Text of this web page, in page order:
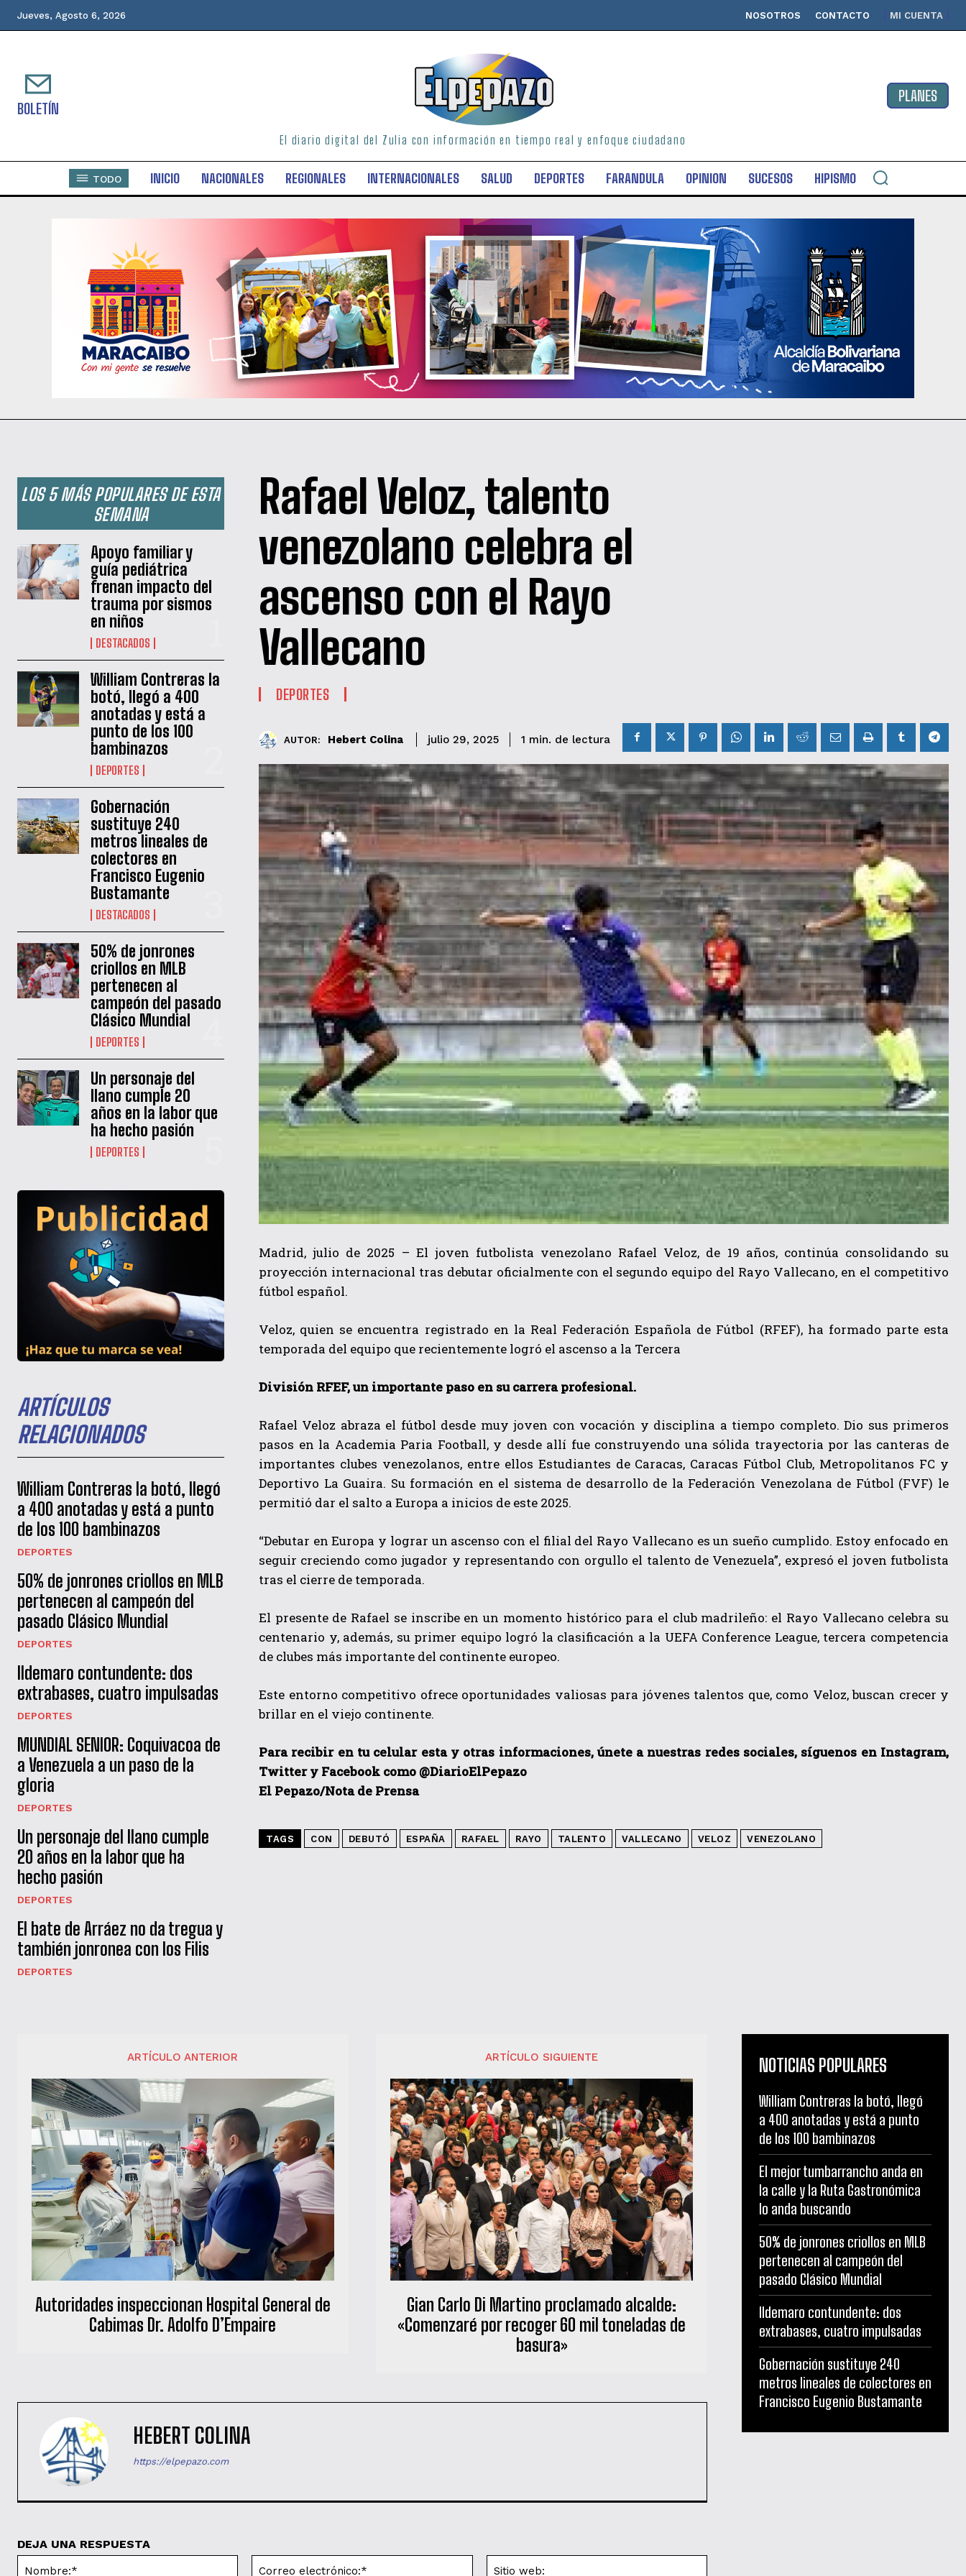
QUIERO SUSCRIBIRME
He leído y acepto lasPolítica de privacidad .
Jueves, Agosto 6, 2026 NOSOTROS CONTACTO MI CUENTA
BOLETÍN
El diario digital del Zulia con información en tiempo real y enfoque ciudadano
PLANES
TODO INICIO NACIONALES REGIONALES INTERNACIONALES SALUD DEPORTES FARANDULA OPINION SUCESOS HIPISMO
LOS 5 MÁS POPULARES DE ESTA
SEMANA
Apoyo familiar y
guía pediátrica
frenan impacto del
trauma por sismos
en niños
DESTACADOS
William Contreras la
botó, llegó a 400
anotadas y está a
punto de los 100
bambinazos
DEPORTES
Gobernación
sustituye 240
metros lineales de
colectores en
Francisco Eugenio
Bustamante
DESTACADOS
50% de jonrones
criollos en MLB
pertenecen al
campeón del pasado
Clásico Mundial
DEPORTES
Un personaje del
llano cumple 20
años en la labor que
ha hecho pasión
DEPORTES
ARTÍCULOS
RELACIONADOS
William Contreras la botó, llegó
a 400 anotadas y está a punto
de los 100 bambinazos
DEPORTES
50% de jonrones criollos en MLB
pertenecen al campeón del
pasado Clásico Mundial
DEPORTES
Ildemaro contundente: dos
extrabases, cuatro impulsadas
DEPORTES
MUNDIAL SENIOR: Coquivacoa de
a Venezuela a un paso de la
gloria
DEPORTES
Un personaje del llano cumple
20 años en la labor que ha
hecho pasión
DEPORTES
El bate de Arráez no da tregua y
también jonronea con los Filis
DEPORTES
Rafael Veloz, talento
venezolano celebra el
ascenso con el Rayo
Vallecano
DEPORTES
AUTOR: Hebert Colina julio 29, 2025 1 min. de lectura
Madrid, julio de 2025 – El joven futbolista venezolano Rafael Veloz, de 19 años, continúa consolidando su
proyección internacional tras debutar oficialmente con el segundo equipo del Rayo Vallecano, en el competitivo
fútbol español.
Veloz, quien se encuentra registrado en la Real Federación Española de Fútbol (RFEF), ha formado parte esta
temporada del equipo que recientemente logró el ascenso a la Tercera
División RFEF, un importante paso en su carrera profesional.
Rafael Veloz abraza el fútbol desde muy joven con vocación y disciplina a tiempo completo. Dio sus primeros
pasos en la Academia Paria Football, y desde allí fue construyendo una sólida trayectoria por las canteras de
importantes clubes venezolanos, entre ellos Estudiantes de Caracas, Caracas Fútbol Club, Metropolitanos FC y
Deportivo La Guaira. Su formación en el sistema de desarrollo de la Federación Venezolana de Fútbol (FVF) le
permitió dar el salto a Europa a inicios de este 2025.
“Debutar en Europa y lograr un ascenso con el filial del Rayo Vallecano es un sueño cumplido. Estoy enfocado en
seguir creciendo como jugador y representando con orgullo el talento de Venezuela”, expresó el joven futbolista
tras el cierre de temporada.
El presente de Rafael se inscribe en un momento histórico para el club madrileño: el Rayo Vallecano celebra su
centenario y, además, su primer equipo logró la clasificación a la UEFA Conference League, tercera competencia
de clubes más importante del continente europeo.
Este entorno competitivo ofrece oportunidades valiosas para jóvenes talentos que, como Veloz, buscan crecer y
brillar en el viejo continente.
Para recibir en tu celular esta y otras informaciones, únete a nuestras redes sociales, síguenos en Instagram,
Twitter y Facebook como @DiarioElPepazo
El Pepazo/Nota de Prensa
TAGS CON DEBUTÓ ESPAÑA RAFAEL RAYO TALENTO VALLECANO VELOZ VENEZOLANO
ARTÍCULO ANTERIOR
Autoridades inspeccionan Hospital General de
Cabimas Dr. Adolfo D’Empaire
ARTÍCULO SIGUIENTE
Gian Carlo Di Martino proclamado alcalde:
«Comenzaré por recoger 60 mil toneladas de
basura»
HEBERT COLINA
https://elpepazo.com
DEJA UNA RESPUESTA
NOTICIAS POPULARES
William Contreras la botó, llegó
a 400 anotadas y está a punto
de los 100 bambinazos
El mejor tumbarrancho anda en
la calle y la Ruta Gastronómica
lo anda buscando
50% de jonrones criollos en MLB
pertenecen al campeón del
pasado Clásico Mundial
Ildemaro contundente: dos
extrabases, cuatro impulsadas
Gobernación sustituye 240
metros lineales de colectores en
Francisco Eugenio Bustamante